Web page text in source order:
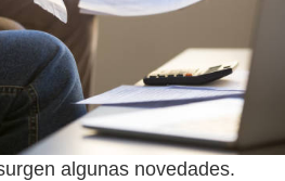
algunas novedades.